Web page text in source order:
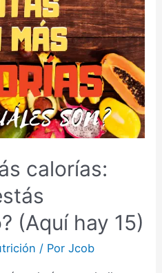
calorías:
(Aquí hay 15)
/ PorJcob